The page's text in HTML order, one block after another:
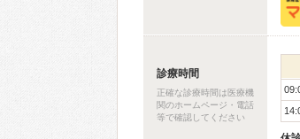
診療時間
正確な診療時間は医療機
関のホームページ・電話
等で確認してください